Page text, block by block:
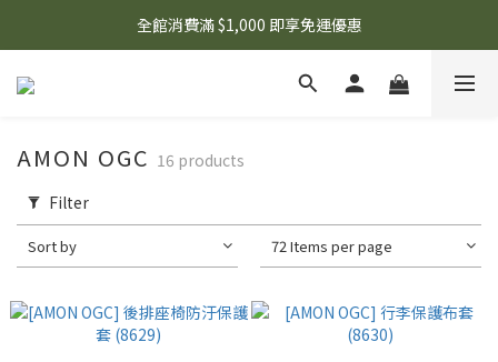
🌟 想知道現在有什麼優惠嗎？ 點擊查看最新優惠！
全館消費滿 $1,000 即享免運優惠
🌟 想知道現在有什麼優惠嗎？ 點擊查看最新優惠！
AMON OGC 16 products
Filter
Sort by 72 Items per page